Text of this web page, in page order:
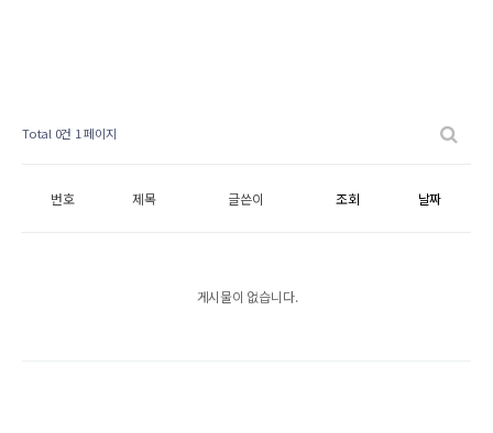
Total 0건 1 페이지
번호 제목 글쓴이 조회 날짜
게시물이 없습니다.